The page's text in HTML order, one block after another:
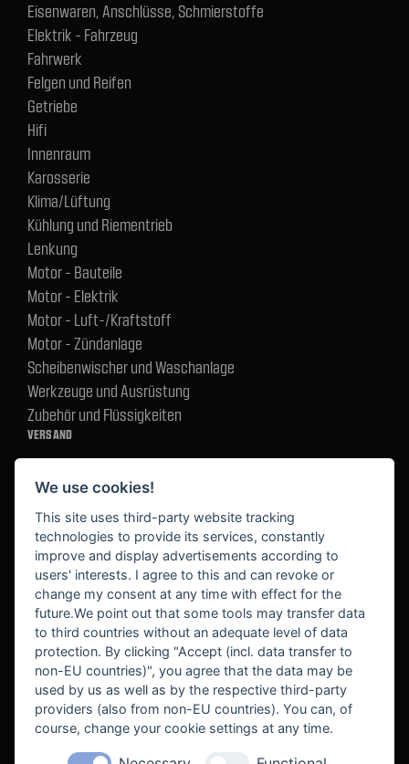
Eisenwaren, Anschlüsse, Schmierstoffe
Elektrik - Fahrzeug
Fahrwerk
Felgen und Reifen
Getriebe
Hifi
Innenraum
Karosserie
Klima/Lüftung
Kühlung und Riementrieb
Lenkung
Motor - Bauteile
Motor - Elektrik
Motor - Luft-/Kraftstoff
Motor - Zündanlage
Scheibenwischer und Waschanlage
Werkzeuge und Ausrüstung
Zubehör und Flüssigkeiten
VERSAND
BEKANNT AUS
We use cookies!
This site uses third-party website tracking
technologies to provide its services, constantly
improve and display advertisements according to
users' interests. I agree to this and can revoke or
change my consent at any time with effect for the
future.We point out that some tools may transfer data
to third countries without an adequate level of data
protection. By clicking "Accept (incl. data transfer to
non-EU countries)", you agree that the data may be
used by us as well as by the respective third-party
providers (also from non-EU countries). You can, of
course, change your cookie settings at any time.